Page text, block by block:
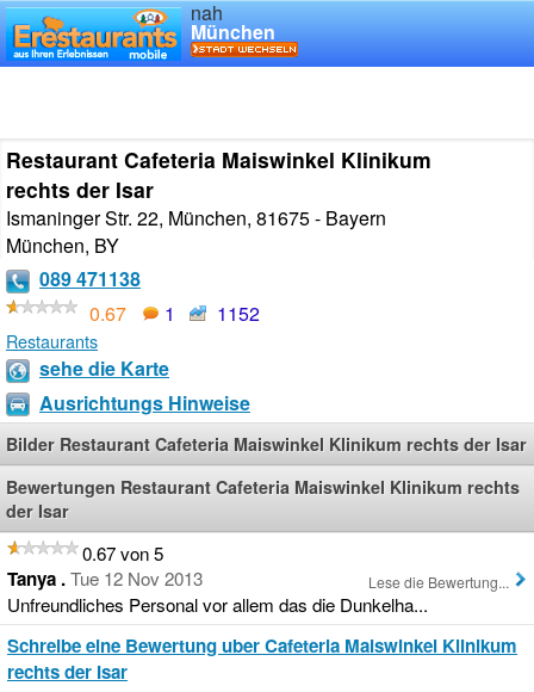
nah
München
Restaurant Cafeteria Maiswinkel Klinikum
rechts der Isar
Ismaninger Str. 22, München, 81675 - Bayern
München, BY
089 471138
0.67
1 1152
Restaurants
sehe die Karte
Ausrichtungs Hinweise
Bilder Restaurant Cafeteria Maiswinkel Klinikum rechts der Isar
Bewertungen Restaurant Cafeteria Maiswinkel Klinikum rechts
der Isar
0.67 von 5
Tanya .Tue 12 Nov 2013
Unfreundliches Personal vor allem das die Dunkelha...
Lese die Bewertung...
Schreibe eine Bewertung uber Cafeteria Maiswinkel Klinikum
rechts der Isar